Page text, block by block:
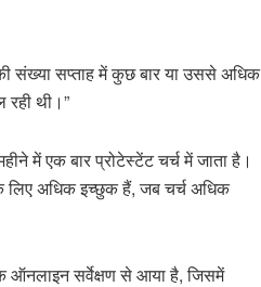
संख्या सप्ताह में कुछ बार या उससे अधिक
रही थी।”
में एक बार प्रोटेस्टेंट चर्च में जाता है।
लिए अधिक इच्छुक हैं, जब चर्च अधिक
ऑनलाइन सर्वेक्षण से आया है, जिसमें